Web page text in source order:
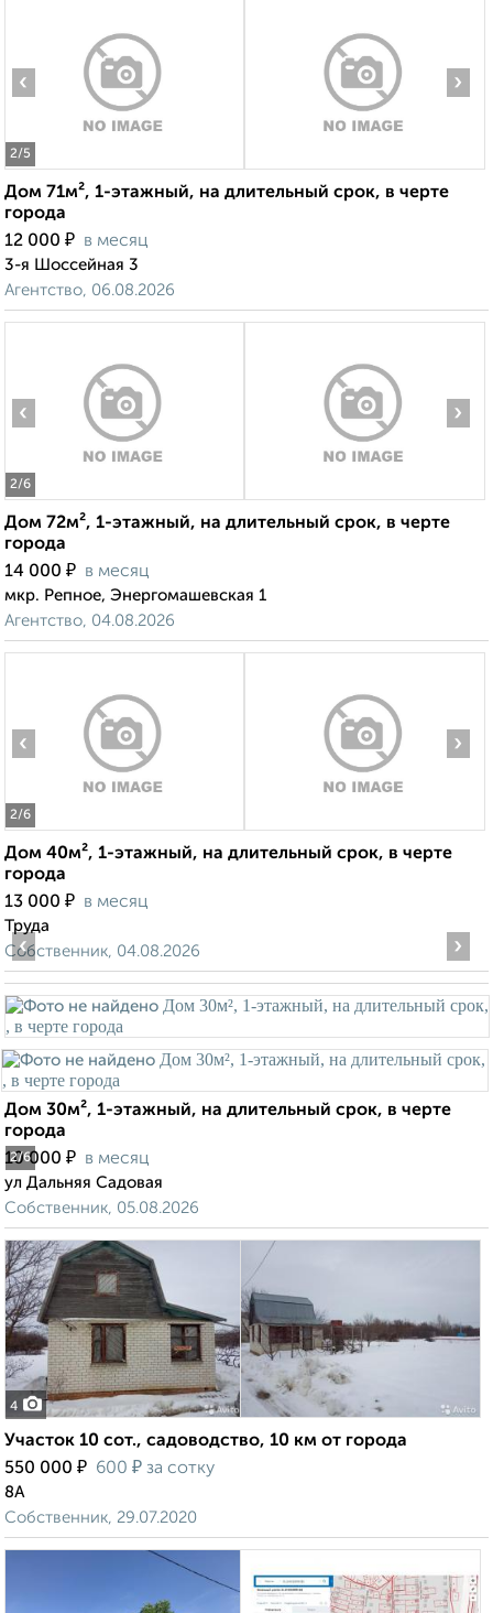
2/5
‹ ›
Дом 71м², 1-этажный, на длительный срок, в черте
города
12 000 ₽ в месяц
3-я Шоссейная 3
Агентство, 06.08.2026
2/6
‹ ›
Дом 72м², 1-этажный, на длительный срок, в черте
города
14 000 ₽ в месяц
мкр. Репное, Энергомашевская 1
Агентство, 04.08.2026
2/6
‹ ›
Дом 40м², 1-этажный, на длительный срок, в черте
города
13 000 ₽ в месяц
Труда
Собственник, 04.08.2026
2/6
‹ ›
Дом 30м², 1-этажный, на длительный срок, в черте
города
10 000 ₽ в месяц
ул Дальняя Садовая
Собственник, 05.08.2026
4
Участок 10 сот., садоводство, 10 км от города
550 000 ₽ 600 ₽ за сотку
8А
Собственник, 29.07.2020